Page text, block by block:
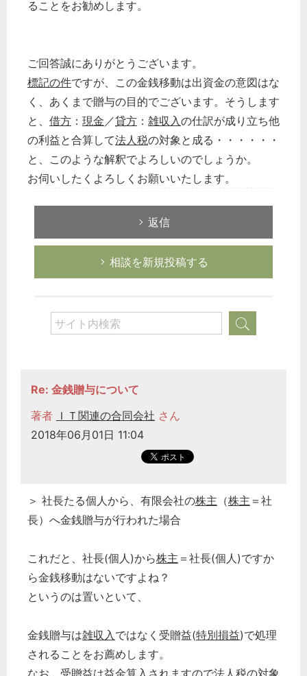
ることをお勧めします。
ご回答誠にありがとうございます。
標記の件ですが、この金銭移動は出資金の意図はな
く、あくまで贈与の目的でございます。そうします
と、 借方 ： 現金 ／貸方 ： 雑収入の仕訳が成り立ち他
の利益と合算して法人税の対象と成る・・・・・・
と、このような解釈でよろしいのでしょうか。
お伺いしたくよろしくお願いいたします。
返信
相談を新規投稿する
Re: 金銭贈与について
著者 ＩＴ関連の合同会社 さん
2018年06月01日 11:04
＞ 社長たる個人から、有限会社の株主 （株主 ＝社
長）へ金銭贈与が行われた場合
これだと、社長(個人)から株主 ＝社長(個人)ですか
ら金銭移動はないですよね？
というのは置いといて、
金銭贈与は雑収入ではなく受贈益(特別損益)で処理
されることをお薦めします。